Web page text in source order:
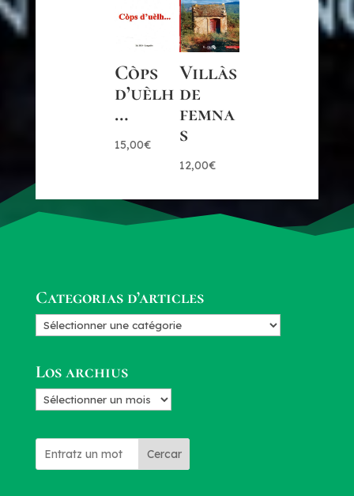
Còps
d’uèlh
…
15,00€
Villàs
de
femna
s
12,00€
Categorias d’articles
Categorias
Los archius
Los
Cercar